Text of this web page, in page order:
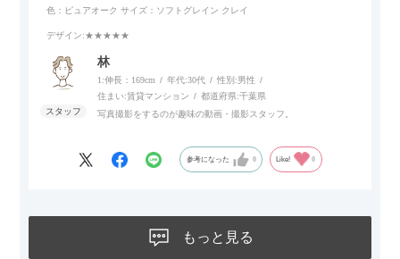
す。
色：ピュアオーク サイズ：ソフトグレイン クレイ
デザイン:★★★★★
林
1:伸長：169cm 年代:30代 性別:男性
住まい:賃貸マンション 都道府県:千葉県
写真撮影をするのが趣味の動画・撮影スタッフ。
参考になった 0 Like! 0
もっと見る